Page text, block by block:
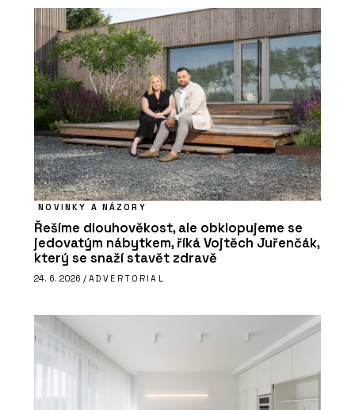
NOVINKY A NÁZORY
Řešíme dlouhověkost, ale obklopujeme se
jedovatým nábytkem, říká Vojtěch Juřenčák,
který se snaží stavět zdravě
24. 6. 2026 / ADVERTORIAL